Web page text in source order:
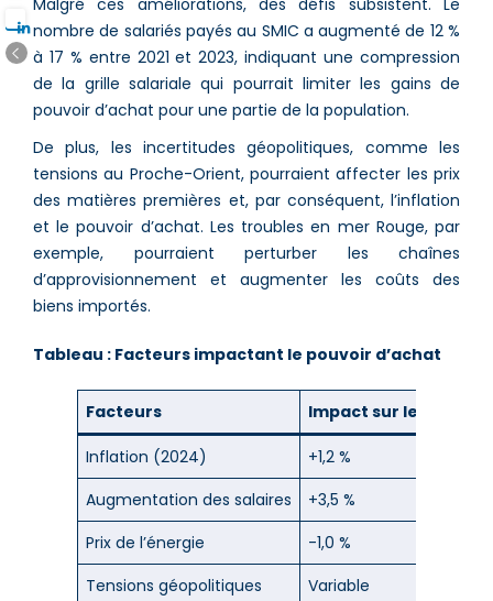
Malgré ces améliorations, des défis subsistent. Le
nombre de salariés payés au SMIC a augmenté de 12 %
à 17 % entre 2021 et 2023, indiquant une compression
de la grille salariale qui pourrait limiter les gains de
pouvoir d’achat pour une partie de la population​.
De plus, les incertitudes géopolitiques, comme les
tensions au Proche-Orient, pourraient affecter les prix
des matières premières et, par conséquent, l’inflation
et le pouvoir d’achat​​. Les troubles en mer Rouge, par
exemple, pourraient perturber les chaînes
d’approvisionnement et augmenter les coûts des
biens importés.
Tableau : Facteurs impactant le pouvoir d’achat
Facteurs Impact sur le Pouvoir
Inflation (2024)
+1,2 %
Augmentation des salaires
+3,5 %
Prix de l’énergie
-1,0 %
Tensions géopolitiques
Variable